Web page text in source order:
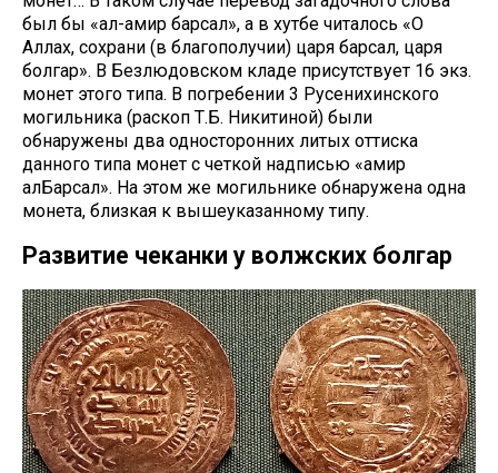
был бы «ал-амир барсал», а в хутбе читалось «О
Аллах, сохрани (в благополучии) царя барсал, царя
болгар». В Безлюдовском кладе присутствует 16 экз.
монет этого типа. В погребении 3 Русенихинского
могильника (раскоп Т.Б. Никитиной) были
обнаружены два односторонних литых оттиска
данного типа монет с четкой надписью «амир
алБарсал». На этом же могильнике обнаружена одна
монета, близкая к вышеуказанному типу.
Развитие чеканки у волжских болгар